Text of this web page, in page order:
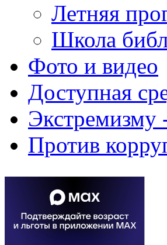
Летняя
Школа
Фото и видео
Доступная
Экстремизму
Против